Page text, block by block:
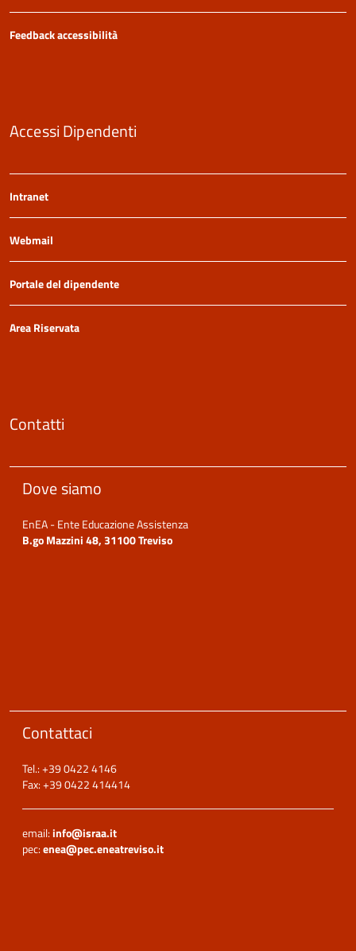
Feedback accessibilità
Accessi Dipendenti
Intranet
Webmail
Portale del dipendente
Area Riservata
Contatti
Dove siamo
EnEA - Ente Educazione Assistenza
B.go Mazzini 48, 31100 Treviso
Contattaci
Tel.: +39 0422 4146
Fax: +39 0422 414414
email:info@israa.it
pec:enea@pec.eneatreviso.it